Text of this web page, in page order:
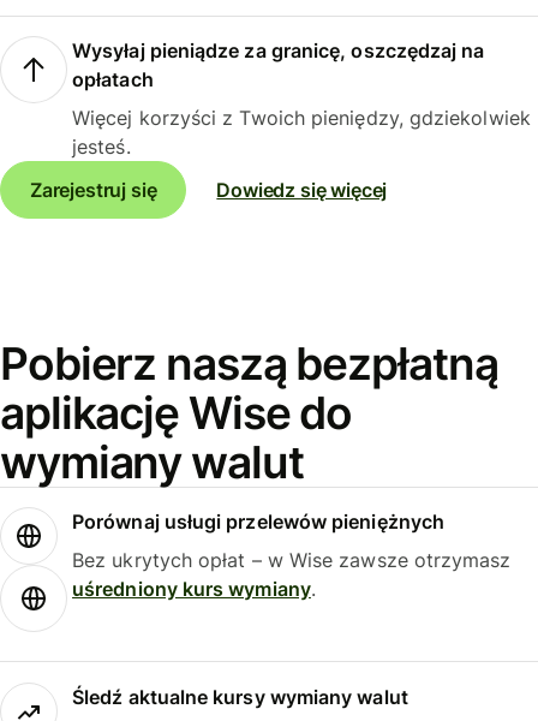
Wysyłaj pieniądze za granicę, oszczędzaj na
opłatach
Więcej korzyści z Twoich pieniędzy, gdziekolwiek
jesteś.
Zarejestruj się
Dowiedz się więcej
Pobierz naszą bezpłatną
aplikację Wise do
wymiany walut
Porównaj usługi przelewów pieniężnych
Bez ukrytych opłat – w Wise zawsze otrzymasz
uśredniony kurs wymiany.
Śledź aktualne kursy wymiany walut